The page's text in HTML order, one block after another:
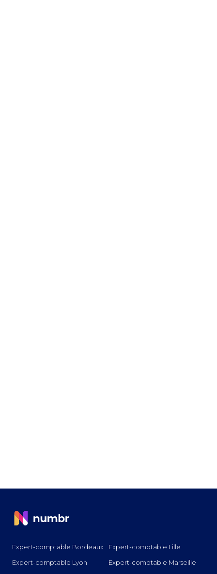
Expert-comptable Bordeaux
Expert-comptable Lille
Expert-comptable Lyon
Expert-comptable Marseille